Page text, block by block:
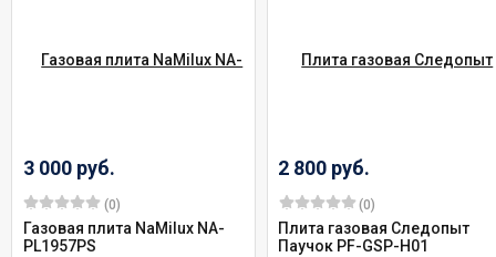
3 000 руб.
(0)
Газовая плита NaMilux NA-
PL1957PS
2 800 руб.
(0)
Плита газовая Следопыт
Паучок PF-GSP-Н01